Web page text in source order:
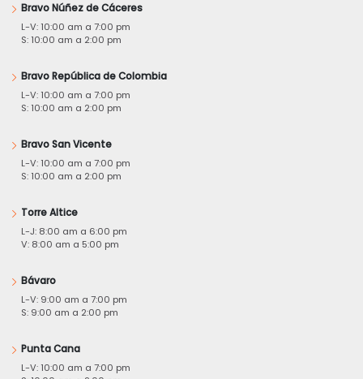
Bravo Núñez de Cáceres
L-V: 10:00 am a 7:00 pm
S: 10:00 am a 2:00 pm
Bravo República de Colombia
L-V: 10:00 am a 7:00 pm
S: 10:00 am a 2:00 pm
Bravo San Vicente
L-V: 10:00 am a 7:00 pm
S: 10:00 am a 2:00 pm
Torre Altice
L-J: 8:00 am a 6:00 pm
V: 8:00 am a 5:00 pm
Bávaro
L-V: 9:00 am a 7:00 pm
S: 9:00 am a 2:00 pm
Punta Cana
L-V: 10:00 am a 7:00 pm